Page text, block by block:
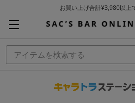
お買い上げ合計¥3,980以上
当日～翌営業日を目安に順次発送（一部